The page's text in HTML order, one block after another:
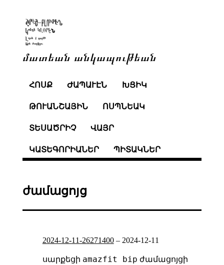
մատեան անկապութեան
ՀՈՍՔ ԺԱՊԱՒԷՆ ԽՑԻԿ
ԹՈՒԱՆՇԱՅԻՆ ՈՍՊՆԵԱԿ
ՏԵՍԱԾՐԻՉ ՎԱՅՐ
ԿԱՏԵԳՈՐԻԱՆԵՐ ՊԻՏԱԿՆԵՐ
ժամացոյց
2024-12-11-26271400– 2024-12-11
սարքեցի amazfit bip ժամացոյցի